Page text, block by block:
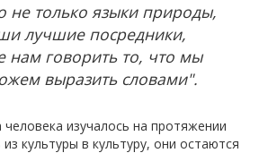
не только языки природы,
лучшие посредники,
говорить то, что мы
выразить словами".
человека изучалось на протяжении
культуры в культуру, они остаются